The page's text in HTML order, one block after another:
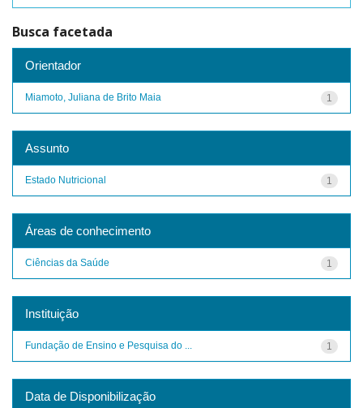
Busca facetada
Orientador
1
Miamoto, Juliana de Brito Maia
Assunto
1
Estado Nutricional
Áreas de conhecimento
1
Ciências da Saúde
Instituição
1
Fundação de Ensino e Pesquisa do ...
Data de Disponibilização